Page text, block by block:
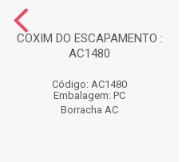
COXIM DO ESCAPAMENTO :
AC1480
Código: AC1480
Embalagem: PC
Borracha AC